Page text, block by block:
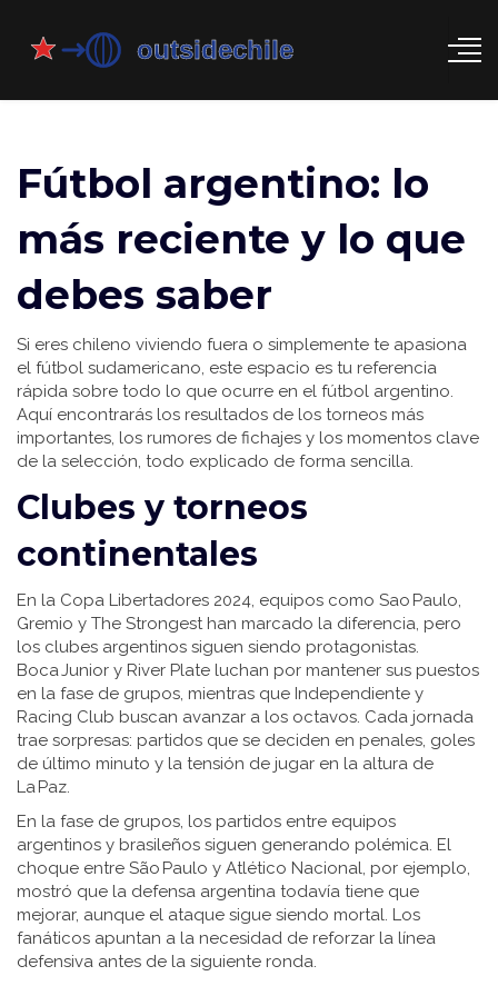
Fútbol argentino: lo
más reciente y lo que
debes saber
Si eres chileno viviendo fuera o simplemente te apasiona
el fútbol sudamericano, este espacio es tu referencia
rápida sobre todo lo que ocurre en el fútbol argentino.
Aquí encontrarás los resultados de los torneos más
importantes, los rumores de fichajes y los momentos clave
de la selección, todo explicado de forma sencilla.
Clubes y torneos
continentales
En la Copa Libertadores 2024, equipos como Sao Paulo,
Gremio y The Strongest han marcado la diferencia, pero
los clubes argentinos siguen siendo protagonistas.
Boca Junior y River Plate luchan por mantener sus puestos
en la fase de grupos, mientras que Independiente y
Racing Club buscan avanzar a los octavos. Cada jornada
trae sorpresas: partidos que se deciden en penales, goles
de último minuto y la tensión de jugar en la altura de
La Paz.
En la fase de grupos, los partidos entre equipos
argentinos y brasileños siguen generando polémica. El
choque entre São Paulo y Atlético Nacional, por ejemplo,
mostró que la defensa argentina todavía tiene que
mejorar, aunque el ataque sigue siendo mortal. Los
fanáticos apuntan a la necesidad de reforzar la línea
defensiva antes de la siguiente ronda.